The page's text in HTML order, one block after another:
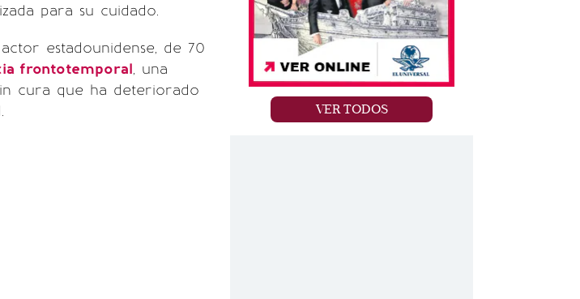
para su cuidado.
estadounidense, de 70
frontotemporal, una
cura que ha deteriorado
VER TODOS